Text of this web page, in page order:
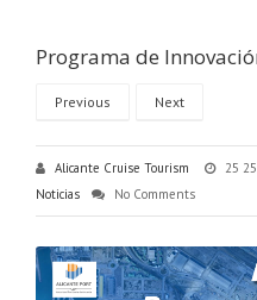
Programa de
Previous Next
Alicante Cruise Tourism 25
Noticias
No Comments